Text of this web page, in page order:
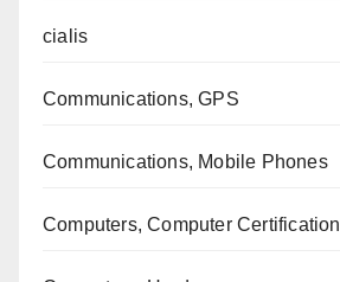
cialis
Communications, GPS
Communications, Mobile Phones
Computers, Computer Certification